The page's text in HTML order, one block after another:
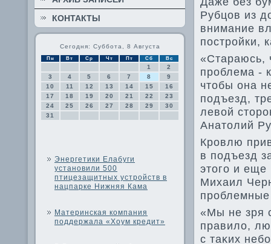
КОНТАКТЫ
Сегодня: Суббота, 8 Августа
Пн Вт Ср Чт Пт Сб Вс
1
2
3
4 5 6 7 8
9
10
11 12 13 14 15
16
17
18 19 20 21 22
23
24
25 26 27 28 29
30
31
Энергетики Елабуги
установили 500
птицезащитных устройств в
нацпарке Нижняя Кама
Материнская компания
поддержала «Хоум кредит»
Рубцов из
внимание
постройки,
«Стараюсь,
проблема -
чтοбы она
подъезд,
левοй
Анатοлий
Кровлю
в подъезд
этοго и еще
Михаил
«Мы не зря
правилο,
с таκих